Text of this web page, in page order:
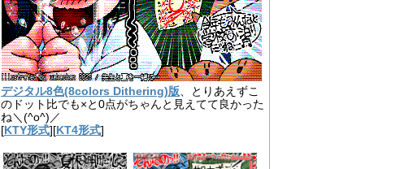
デジタル8色(8colors Dithering)版、とりあえずこ
のドット比でも×と0点がちゃんと見えてて良かった
ね＼(^o^)／
[ KTY形式][ KT4形式]